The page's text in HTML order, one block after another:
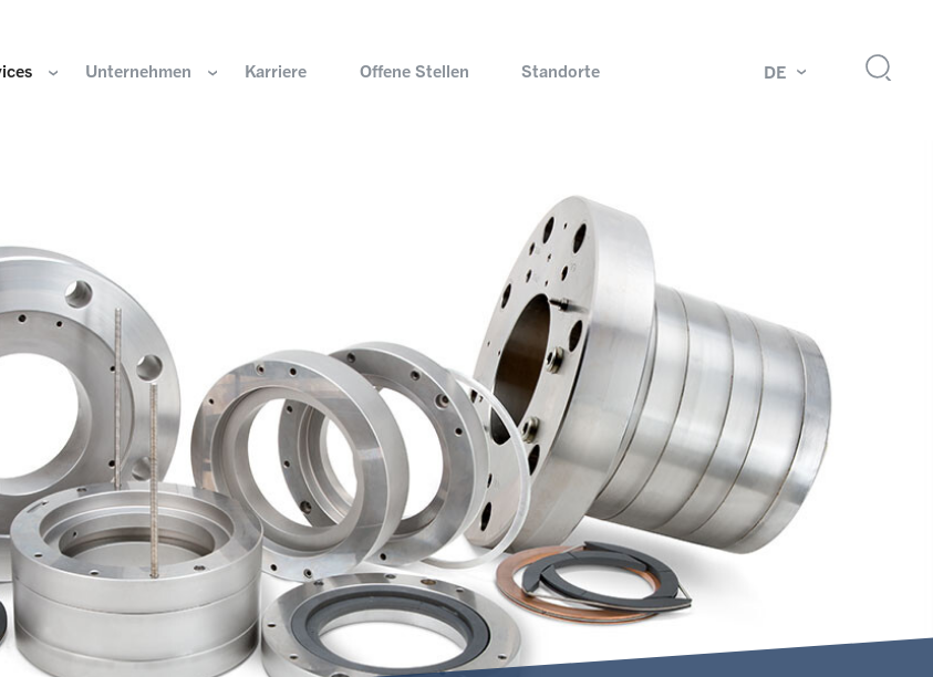
Komponenten für konventionellen Antriebsstrang
Komponenten für elektrischen Antriebsstrang
Aktuatorik für Türen, Klappen und Chassis
Lösungen für hochpräzise Bewegung und
Positionierung
Drehdurchführungen und Schleifringe
Prüfsysteme für Automobilindustrie
Produkte und Services für Explosionsschutz
Industrien – unsere Kernmärkte
Unternehmen
Gremien
HANNS. A Pioneers Magazine
Karriere Offene Stellen Standorte DE